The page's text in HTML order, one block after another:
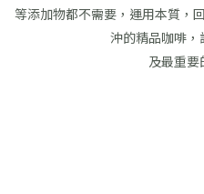
等添加物都不需要，運用本質，
沖的精品咖啡
及最重